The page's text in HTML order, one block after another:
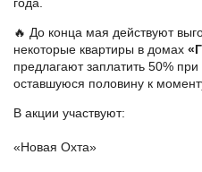
🔥 До конца мая действуют
некоторые квартиры в домах
предлагают заплатить 50%
оставшуюся половину к
В акции участвуют:
«Новая Охта»